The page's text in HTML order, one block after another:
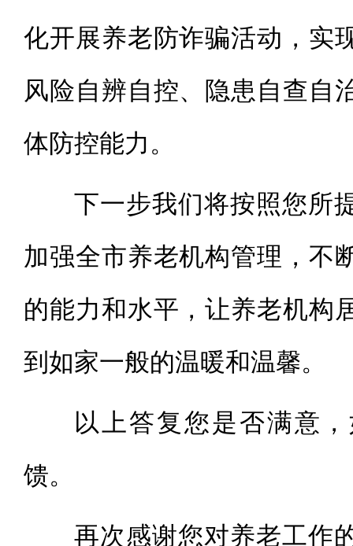
化开展养老防诈骗活动 ，实
风险自辨自控、隐患自查自
体防控能力。
下一步我们将按照您所
加强全市养老机构管理，不
的能力和水平，让养老机构
到如家一般的温暖和温馨。
以上答复您是否满意
馈。
再次感谢您对养老工作